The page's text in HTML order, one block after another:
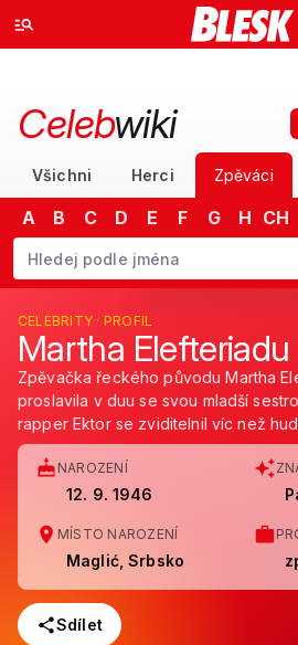
Celebwiki
Všichni Herci Zpěváci
A B C D E F G H CH
Začněte psát jméno. Šipkami dolů a
CELEBRITY · PROFIL
Martha Elefteriadu
Zpěvačka řeckého původu Martha
proslavila v duu se svou mladší
rapper Ektor se zviditelnil víc než
NAROZENÍ
12. 9. 1946
MÍSTO NAROZENÍ
Maglić, Srbsko
Sdílet